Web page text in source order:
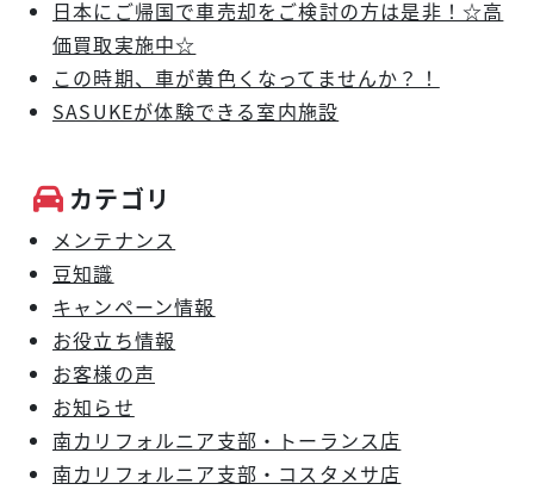
日本にご帰国で車売却をご検討の方は是非！☆高
価買取実施中☆
この時期、車が黄色くなってませんか？！
SASUKEが体験できる室内施設
カテゴリ
メンテナンス
豆知識
キャンペーン情報
お役立ち情報
お客様の声
お知らせ
南カリフォルニア支部・トーランス店
南カリフォルニア支部・コスタメサ店